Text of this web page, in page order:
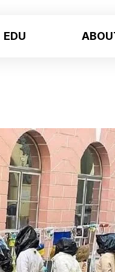
EDU